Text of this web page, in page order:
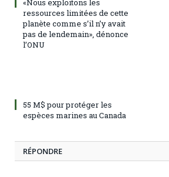
«Nous exploitons les
ressources limitées de cette
planète comme s’il n’y avait
pas de lendemain», dénonce
l’ONU
55 M$ pour protéger les
espèces marines au Canada
RÉPONDRE